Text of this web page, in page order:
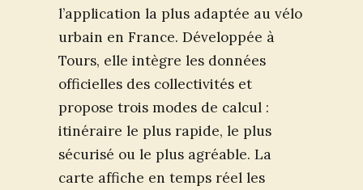
l’application la plus adaptée au vélo
urbain en France. Développée à
Tours, elle intègre les données
officielles des collectivités et
propose trois modes de calcul :
itinéraire le plus rapide, le plus
sécurisé ou le plus agréable. La
carte affiche en temps réel les